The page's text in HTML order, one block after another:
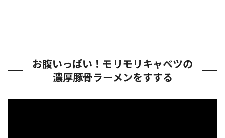
お腹いっぱい！モリモリキャベツの
濃厚豚骨ラーメンをすする